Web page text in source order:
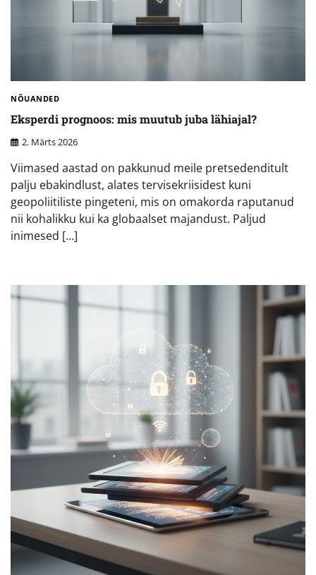
NÕUANDED
Eksperdi prognoos: mis muutub juba lähiajal?
2. Märts 2026
Viimased aastad on pakkunud meile pretsedenditult
palju ebakindlust, alates tervisekriisidest kuni
geopoliitiliste pingeteni, mis on omakorda raputanud
nii kohalikku kui ka globaalset majandust. Paljud
inimesed […]